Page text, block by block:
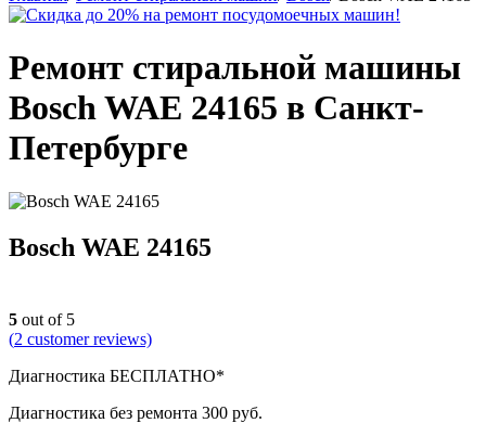
Ремонт стиральной машины
Bosch WAE 24165 в Санкт-
Петербурге
Bosch WAE 24165
5 out of 5
(2 customer reviews)
Диагностика БЕСПЛАТНО*
Диагностика без ремонта 300 руб.